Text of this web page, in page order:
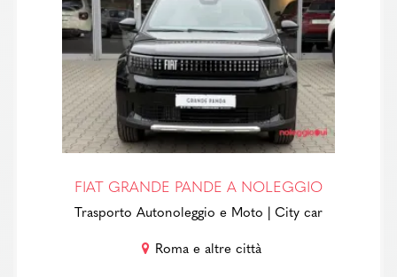
FIAT GRANDE PANDE A NOLEGGIO
Trasporto Autonoleggio e Moto | City car
Roma e altre città